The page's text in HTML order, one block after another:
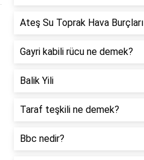
Ateş Su Toprak Hava Burçları
Gayri kabili rücu ne demek?
Balik Yili
Taraf teşkili ne demek?
Bbc nedir?